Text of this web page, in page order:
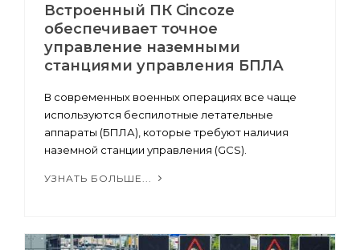
Встроенный ПК Cincoze
обеспечивает точное
управление наземными
станциями управления БПЛА
В современных военных операциях все чаще
используются беспилотные летательные
аппараты (БПЛА), которые требуют наличия
наземной станции управления (GCS).
УЗНАТЬ БОЛЬШЕ...